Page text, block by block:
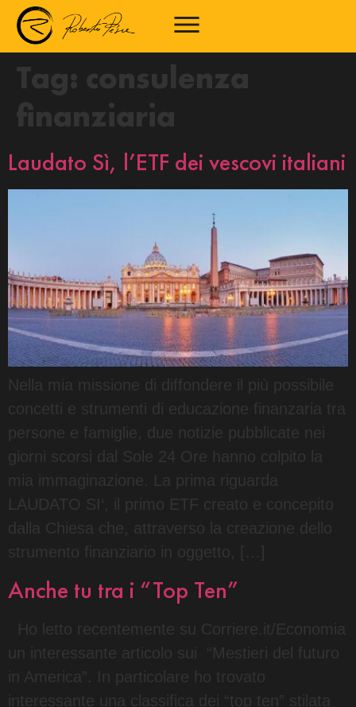
Tag:
consulenza
finanziaria
Laudato Sì, l’ETF dei vescovi italiani
Nella mia missione di diffondere il più possibile
concetti e strumenti di educazione finanzaria tra
persone e famiglie, due notizie pubblicate nei
giorni scorsi dal Sole 24 Ore hanno colpito la
mia immaginazione. La prima riguarda
LAUDATO SI‘, il primo ETF creato e concepito
dalla Chiesa che, attraverso la creazione dello
strumento finanziario in oggetto, […]
Anche tu tra i “Top Ten”
Ho letto recentemente su Corriere.it/Economia
un interessante articolo sui “Mestieri del futuro
in America”. In particolare ho trovato
interessante una classifica dei “top ten” stilata